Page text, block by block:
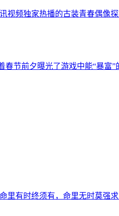
视频独家热播的古装青春偶像
春节前夕曝光了游戏中能“暴富”
命里有时终须有，命里无时莫强